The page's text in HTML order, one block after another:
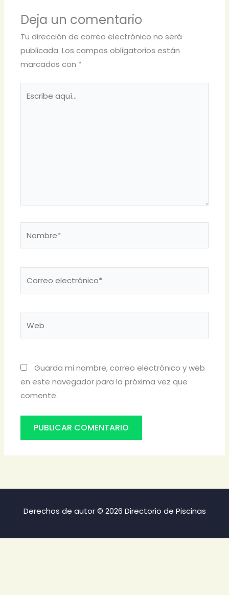
Deja un comentario
Tu dirección de correo electrónico no será
publicada. Los campos obligatorios están
marcados con *
Guarda mi nombre, correo electrónico y web
en este navegador para la próxima vez que
comente.
Derechos de autor © 2026 Directorio de Piscinas